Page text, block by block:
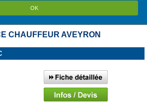
OK
CHAUFFEUR AVEYRON